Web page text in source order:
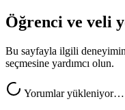
Öğrenci ve veli
Bu sayfayla ilgili
seçmesine yardımcı olun.
Yorumlar yükleniyor…